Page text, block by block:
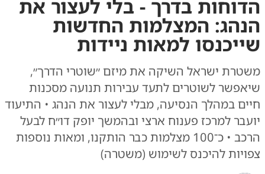
הדוחות בדרך - בלי לעצור את
הנהג: המצלמות החדשות
שייכנסו למאות ניידות
משטרת ישראל השיקה את מיזם ״שוטרי הדרך״,
שיאפשר לשוטרים לתעד עבירות תנועה מסכנות
חיים במהלך הנסיעה, מבלי לעצור את הנהג • התיעוד
יועבר למרכז פענוח ארצי ובהמשך יופק דו״ח לבעל
הרכב • כ־100 מצלמות כבר הותקנו, ומאות נוספות
צפויות להיכנס לשימוש (משטרה)